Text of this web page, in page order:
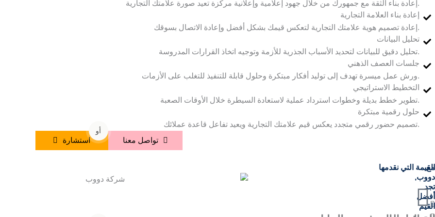
إعادة بناء الثقة مع جمهورك من خلال جهود إعلامية وإعلانية مركزة تعيد صورة علامتك التجارية.
إعادة بناء العلامة التجارية
إعادة تصميم هوية علامتك التجارية لتعكس قيمك بشكل أفضل وإعادة الاتصال بسوقك.
تحليل البيانات
تحليل دقيق للبيانات لتحديد الأسباب الجذرية للأزمة وتوجيه اتخاذ القرارات المدروسة.
جلسات العصف الذهني
ورش عمل ميسرة تهدف إلى توليد أفكار مبتكرة وحلول قابلة للتنفيذ للتغلب على الأزمات.
التخطيط الاستراتيجي
تطوير خطط بديلة وخطوات استرداد عملية لاستعادة السيطرة خلال الأوقات الصعبة.
حلول رقمية مبتكرة
تصميم حضور رقمي متجدد يعكس قيم علامتك التجارية ويعيد تفاعل قاعدة عملائك.
تواصل معنا
أو
استشارة
مع
دووب,
تجد
أفضل
القيم
القيمة التي نقدمها